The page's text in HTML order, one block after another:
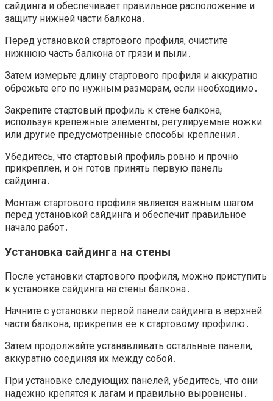
сайдинга и обеспечивает правильное расположение и
защиту нижней части балкона․
Перед установкой стартового профиля, очистите
нижнюю часть балкона от грязи и пыли․
Затем измерьте длину стартового профиля и аккуратно
обрежьте его по нужным размерам, если необходимо․
Закрепите стартовый профиль к стене балкона,
используя крепежные элементы, регулируемые ножки
или другие предусмотренные способы крепления․
Убедитесь, что стартовый профиль ровно и прочно
прикреплен, и он готов принять первую панель
сайдинга․
Монтаж стартового профиля является важным шагом
перед установкой сайдинга и обеспечит правильное
начало работ․
Установка сайдинга на стены
После установки стартового профиля, можно приступить
к установке сайдинга на стены балкона․
Начните с установки первой панели сайдинга в верхней
части балкона, прикрепив ее к стартовому профилю․
Затем продолжайте устанавливать остальные панели,
аккуратно соединяя их между собой․
При установке следующих панелей, убедитесь, что они
надежно крепятся к лагам и правильно выровнены․